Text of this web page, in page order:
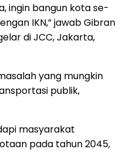
ingin bangun kota se-
IKN,” jawab Gibran
di JCC, Jakarta,
yang mungkin
publik,
masyarakat
pada tahun 2045,